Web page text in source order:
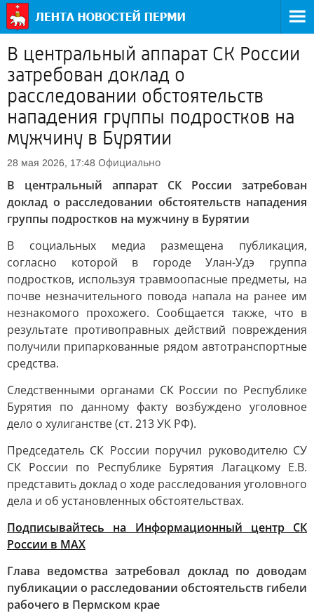
В центральный аппарат СК России
затребован доклад о
расследовании обстоятельств
нападения группы подростков на
мужчину в Бурятии
28 мая 2026, 17:48 Официально
В центральный аппарат СК России затребован
доклад о расследовании обстоятельств нападения
группы подростков на мужчину в Бурятии
В социальных медиа размещена публикация,
согласно которой в городе Улан-Удэ группа
подростков, используя травмоопасные предметы, на
почве незначительного повода напала на ранее им
незнакомого прохожего. Сообщается также, что в
результате противоправных действий повреждения
получили припаркованные рядом автотранспортные
средства.
Следственными органами СК России по Республике
Бурятия по данному факту возбуждено уголовное
дело о хулиганстве (ст. 213 УК РФ).
Председатель СК России поручил руководителю СУ
СК России по Республике Бурятия Лагацкому Е.В.
представить доклад о ходе расследования уголовного
дела и об установленных обстоятельствах.
Подписывайтесь на Информационный центр СК
России в MAХ
Глава ведомства затребовал доклад по доводам
публикации о расследовании обстоятельств гибели
рабочего в Пермском крае